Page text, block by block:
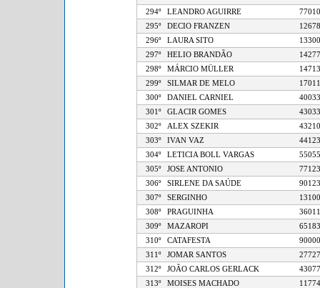
294º
LEANDRO AGUIRRE
295º
DECIO FRANZEN
296º
LAURA SITO
297º
HELIO BRANDÃO
298º
MÁRCIO MÜLLER
299º
SILMAR DE MELO
300º
DANIEL CARNIEL
301º
GLACIR GOMES
302º
ALEX SZEKIR
303º
IVAN VAZ
304º
LETICIA BOLL VARGAS
305º
JOSE ANTONIO
306º
SIRLENE DA SAÚDE
307º
SERGINHO
308º
PRAGUINHA
309º
MAZAROPI
310º
CATAFESTA
311º
JOMAR SANTOS
312º
JOÃO CARLOS GERLACK
313º
MOISES MACHADO